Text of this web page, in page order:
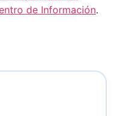
de Información.